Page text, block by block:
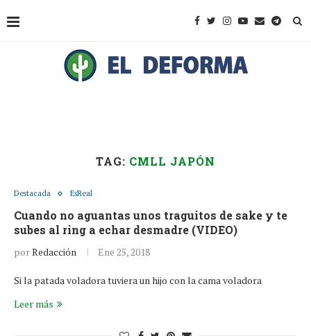
TAG: CMLL JAPÓN
Destacada EsReal
Cuando no aguantas unos traguitos de sake y te
subes al ring a echar desmadre (VIDEO)
porRedacción Ene 25, 2018
Si la patada voladora tuviera un hijo con la cama voladora
Leer más